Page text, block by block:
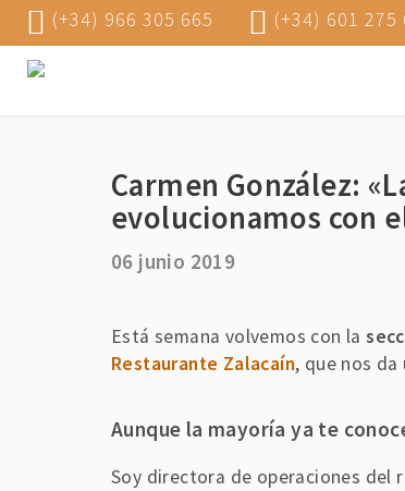
(+34) 966 305 665 (+34) 601 275
Carmen González:
evolucionamos con
06 junio 2019
Está semana volvemos con la
Restaurante Zalacaín, que nos
Aunque la mayoría ya te
Soy directora de operaciones del